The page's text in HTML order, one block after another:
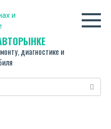
диагностике и